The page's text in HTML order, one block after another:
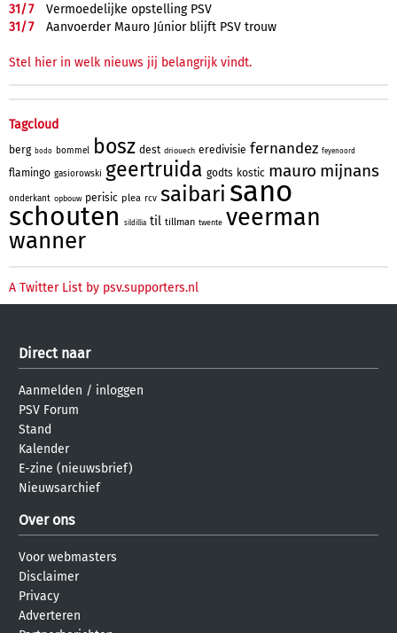
31/7
Vermoedelijke opstelling PSV
31/7 Aanvoerder Mauro Júnior blijft PSV trouw
Stel hier in welk nieuws jij belangrijk vindt.
Tagcloud
berg bodo bommel bosz dest driouech eredivisie fernandez feyenoord
flamingo gasiorowski geertruida godts kostic mauro mijnans
onderkant opbouw perisic plea rcv saibari sano
schouten sildillia til tillman twente veerman
wanner
A Twitter List by psv.supporters.nl
Direct naar
Aanmelden / inloggen
PSV Forum
Stand
Kalender
E-zine (nieuwsbrief)
Nieuwsarchief
Over ons
Voor webmasters
Disclaimer
Privacy
Adverteren